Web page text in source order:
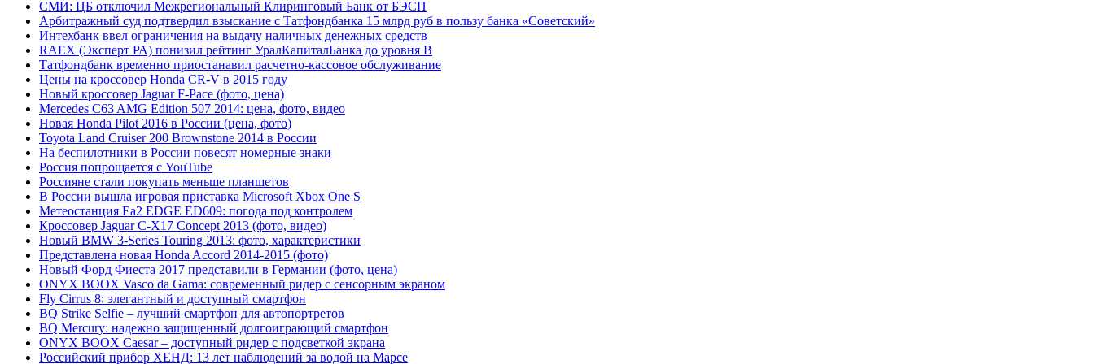
СМИ: ЦБ отключил Межрегиональный Клиринговый Банк от БЭСП
Арбитражный суд подтвердил взыскание с Татфондбанка 15 млрд руб в пользу банка «Советский»
Интехбанк ввел ограничения на выдачу наличных денежных средств
RAEX (Эксперт РА) понизил рейтинг УралКапиталБанка до уровня В
Татфондбанк временно приостанавил расчетно-кассовое обслуживание
Цены на кроссовер Honda CR-V в 2015 году
Новый кроссовер Jaguar F-Pace (фото, цена)
Mercedes C63 AMG Edition 507 2014: цена, фото, видео
Новая Honda Pilot 2016 в России (цена, фото)
Toyota Land Cruiser 200 Brownstone 2014 в России
На беспилотники в России повесят номерные знаки
Россия попрощается с YouTube
Россияне стали покупать меньше планшетов
В России вышла игровая приставка Microsoft Xbox One S
Метеостанция Ea2 EDGE ED609: погода под контролем
Кроссовер Jaguar C-X17 Concept 2013 (фото, видео)
Новый BMW 3-Series Touring 2013: фото, характеристики
Представлена новая Honda Accord 2014-2015 (фото)
Новый Форд Фиеста 2017 представили в Германии (фото, цена)
ONYX BOOX Vasco da Gama: современный ридер с сенсорным экраном
Fly Cirrus 8: элегантный и доступный смартфон
BQ Strike Selfie – лучший смартфон для автопортретов
BQ Mercury: надежно защищенный долгоиграющий смартфон
ONYX BOOX Caesar – доступный ридер с подсветкой экрана
Российский прибор ХЕНД: 13 лет наблюдений за водой на Марсе